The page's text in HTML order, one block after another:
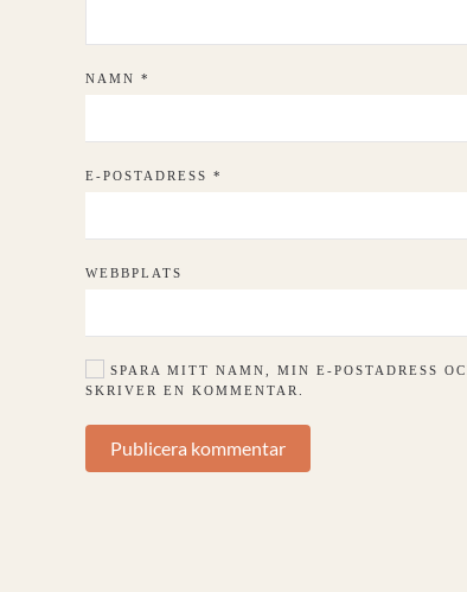
NAMN *
E-POSTADRESS *
WEBBPLATS
SPARA MITT NAMN, MIN E-POSTADRESS
SKRIVER EN KOMMENTAR.
Publicera kommentar